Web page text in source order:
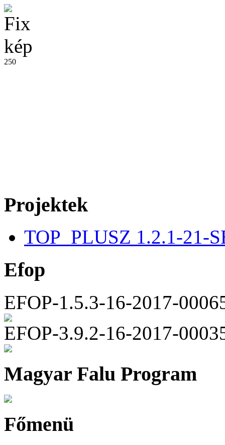
250
Projektek
TOP_PLUSZ 1.2.1-21-
Efop
EFOP-1.5.3-16-2017-
EFOP-3.9.2-16-2017-
Magyar Falu Program
Főmenü